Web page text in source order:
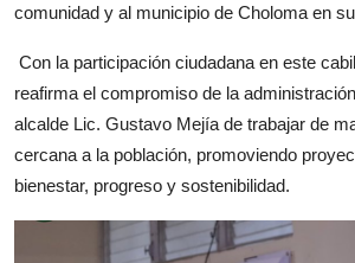
comunidad y al municipio de Choloma en
Con la participación ciudadana en este
reafirma el compromiso de la
alcalde Lic. Gustavo Mejía de trabajar de
cercana a la población, promoviendo
bienestar, progreso y sostenibilidad.